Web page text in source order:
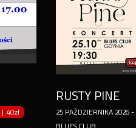
| 40zł
RUSTY PINE
25 PAŹDZIERNIKA 2026 -
BLUES CLUB